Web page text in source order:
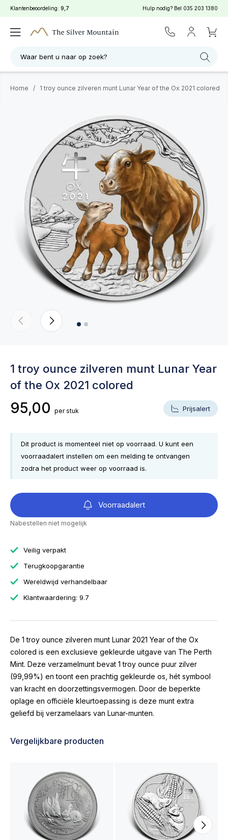
Klantenbeoordeling: 9,7 Hulp nodig? Bel 035 203 1380
Waar bent u naar op zoek?
Home / 1 troy ounce zilveren munt Lunar Year of the Ox 2021 colored
1 troy ounce zilveren munt Lunar Year
of the Ox 2021 colored
95,00 per stuk Prijsalert
Dit product is momenteel niet op voorraad. U kunt een
voorraadalert instellen om een melding te ontvangen
zodra het product weer op voorraad is.
Voorraadalert
Nabestellen niet mogelijk
Veilig verpakt
Terugkoopgarantie
Wereldwijd verhandelbaar
Klantwaardering: 9.7
De 1 troy ounce zilveren munt Lunar 2021 Year of the Ox
colored is een exclusieve gekleurde uitgave van The Perth
Mint. Deze verzamelmunt bevat 1 troy ounce puur zilver
(99,99%) en toont een prachtig gekleurde os, hét symbool
van kracht en doorzettingsvermogen. Door de beperkte
oplage en officiële kleurtoepassing is deze munt extra
geliefd bij verzamelaars van Lunar-munten.
Vergelijkbare producten